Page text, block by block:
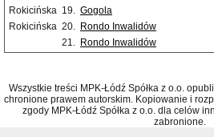
Rokicińska 19. Gogola
Rokicińska 20. Rondo Inwalidów
21. Rondo Inwalidów
Wszystkie treści MPK-Łódź Spółka z o.o.
chronione prawem autorskim. Kopiowanie i
zgody MPK-Łódź Spółka z o.o. dla celów
zabronione.